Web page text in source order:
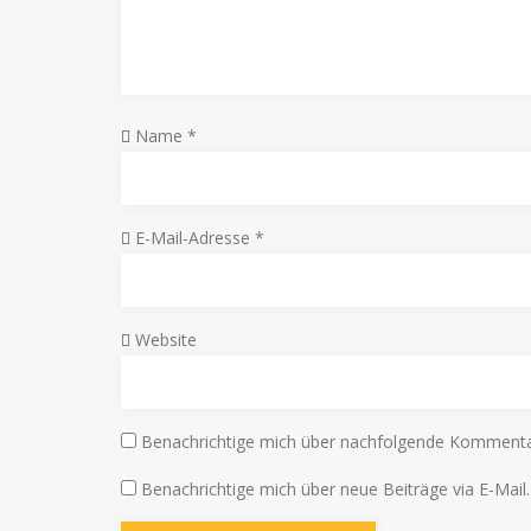
Name *
E-Mail-Adresse *
Website
Benachrichtige mich über nachfolgende
Benachrichtige mich über neue Beiträge via E-Mail.